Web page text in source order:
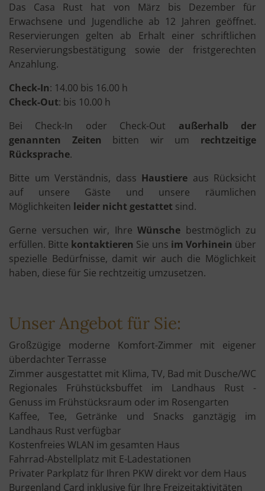
Das Casa Rust hat von März bis Dezember für
Erwachsene und Jugendliche ab 12 Jahren geöffnet.
Reservierungen gelten ab Erhalt einer schriftlichen
Reservierungsbestätigung sowie der fristgerechten
Anzahlung.
Check-In: 14.00 bis 16.00 h
Check-Out: bis 10.00 h
Bei Check-In oder Check-Out außerhalb der
genannten Zeiten bitten wir um rechtzeitige
Rücksprache.
Bitte um Verständnis, dass Haustiere aus Rücksicht
auf unsere Gäste und unsere räumlichen
Möglichkeiten leider nicht gestattet sind.
Gerne versuchen wir, Ihre Wünsche bestmöglich zu
erfüllen. Bitte kontaktieren Sie uns im Vorhinein über
spezielle Bedürfnisse, damit wir auch die Möglichkeit
haben, diese für Sie rechtzeitig umzusetzen.
Unser Angebot für Sie:
Großzügige moderne Komfort-Zimmer mit eigener
überdachter Terrasse
Zimmer ausgestattet mit Klima, TV, Bad mit Dusche/WC
Regionales Frühstücksbuffet im Landhaus Rust -
Genuss im Frühstücksraum oder im Rosengarten
Kaffee, Tee, Getränke und Snacks ganztägig im
Landhaus Rust verfügbar
Kostenfreies WLAN im gesamten Haus
Fahrrad-Abstellplatz mit E-Ladestationen
Privater Parkplatz für Ihren PKW direkt vor dem Haus
Burgenland Card inklusive für Ihre Freizeitaktivitäten